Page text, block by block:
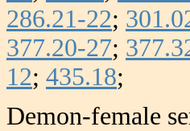
286.21-22;
377.20-27;
12; 435.18;
Demon-female